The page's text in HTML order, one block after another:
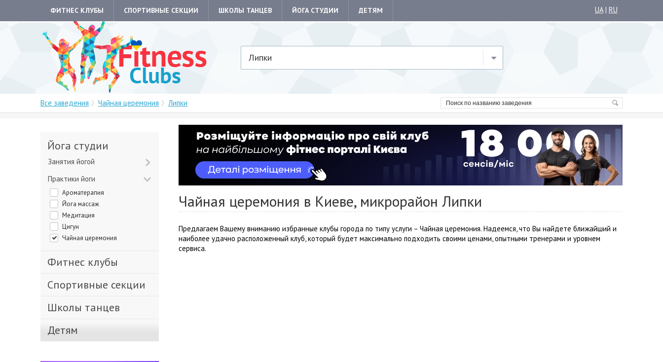
ФИТНЕС КЛУБЫ СПОРТИВНЫЕ СЕКЦИИ ШКОЛЫ ТАНЦЕВ ЙОГА СТУДИИ ДЕТЯМ UA| RU
Липки
Все заведения Чайная церемония Липки
Чайная церемония в Киеве, микрорайон Липки
Предлагаем Вашему вниманию избранные клубы города по типу услуги – Чайная церемония. Надеемся, что Вы найдете ближайший и
наиболее удачно расположенный клуб, который будет максимально подходить своими ценами, опытными тренерами и уровнем
сервиса.
Йога студии
Занятия йогой
Практики йоги
Ароматерапия
Йога массаж
Медитация
Цигун
Чайная церемония
Фитнес клубы
Спортивные секции
Школы танцев
Детям